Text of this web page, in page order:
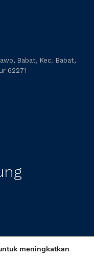
Babat, Kec. Babat,
62271
Negeri 1 Babat
meningkatkan